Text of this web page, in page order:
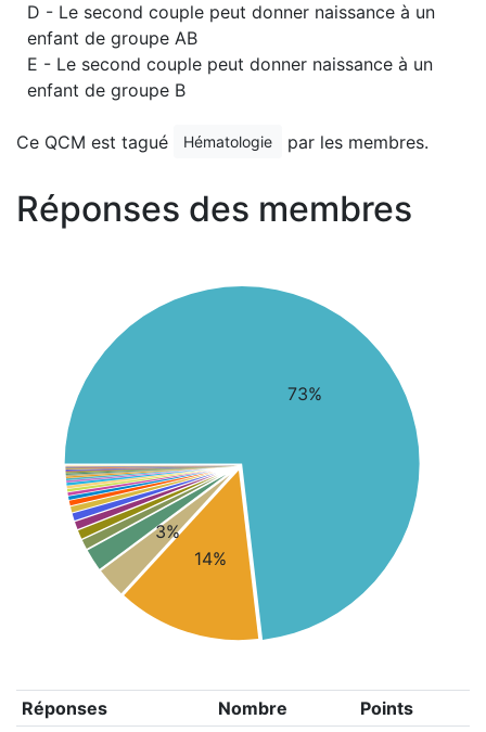
D - Le second couple peut donner naissance à un
enfant de groupe AB
E - Le second couple peut donner naissance à un
enfant de groupe B
Ce QCM est tagué Hématologie par les membres.
Réponses des membres
73%
14%
3%
Réponses Nombre
Points